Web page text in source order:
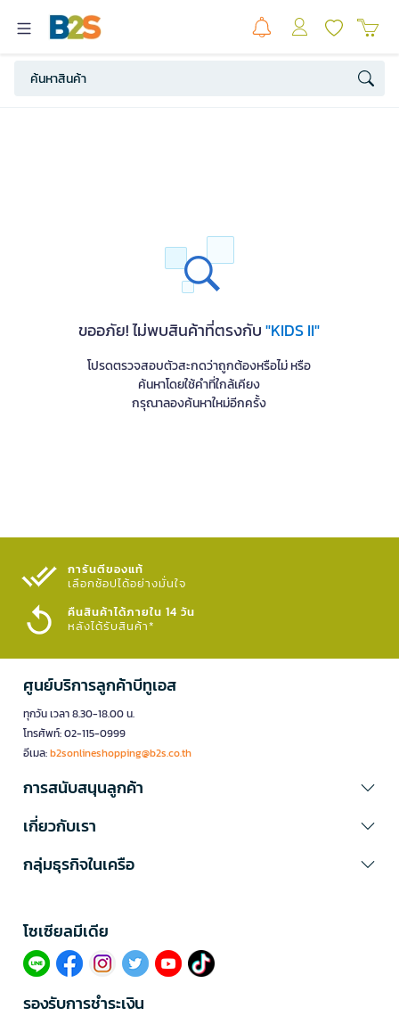
ขออภัย! ไม่พบสินค้าที่ตรงกับ"KIDS II"
โปรดตรวจสอบตัวสะกดว่าถูกต้องหรือไม่ หรือ
ค้นหาโดยใช้คำที่ใกล้เคียง
กรุณาลองค้นหาใหม่อีกครั้ง
การันตีของแท้
เลือกช้อปได้อย่างมั่นใจ​
คืนสินค้าได้ภายใน 14 วัน
หลังได้รับสินค้า*
ศูนย์บริการลูกค้าบีทูเอส
ทุกวัน เวลา 8.30-18.00 น.
โทรศัพท์: 02-115-0999
อีเมล:b2sonlineshopping@b2s.co.th
การสนับสนุนลูกค้า
เกี่ยวกับเรา
กลุ่มธุรกิจในเครือ
โซเซียลมีเดีย​
รองรับการชำระเงิน